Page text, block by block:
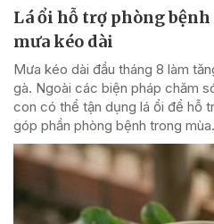
Lá ổi hỗ trợ phòng bệnh
mưa kéo dài
Mưa kéo dài đầu tháng 8 làm
gà. Ngoài các biện pháp chăm
con có thể tận dụng lá ổi để hỗ
góp phần phòng bệnh trong